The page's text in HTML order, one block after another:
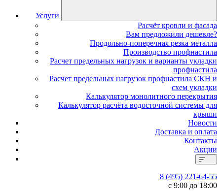
Услуги
Расчёт кровли и фасада
Вам предложили дешевле?
Продольно-поперечная резка металла
Производство профнастила
Расчет предельных нагрузок и варианты укладки
профнастила
Расчет предельных нагрузок профнастила СКН и
схем укладки
Калькулятор монолитного перекрытия
Калькулятор расчёта водосточной системы для
крыши
Новости
Доставка и оплата
Контакты
Акции
8 (495) 221-64-55
с 9:00 до 18:00